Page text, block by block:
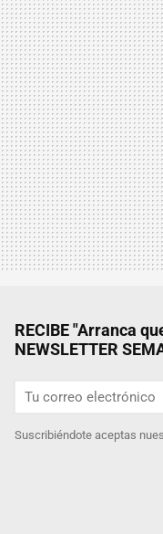
RECIBE "Arranca
NEWSLETTER
Suscribiéndote aceptas